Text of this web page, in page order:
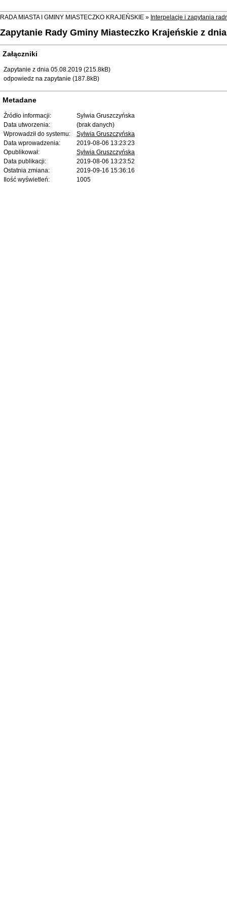
RADA MIASTA I GMINY MIASTECZKO KRAJEŃSKIE » Interpelacje i zapytania
Zapytanie Rady Gminy Miasteczko Krajeńskie z dnia
Załączniki
Zapytanie z dnia 05.08.2019 (215.8kB)
odpowiedz na zapytanie (187.8kB)
Metadane
Źródło informacji:
Sylwia Gruszczyńska
Data utworzenia:
(brak danych)
Wprowadził do systemu:
Sylwia Gruszczyńska
Data wprowadzenia:
2019-08-06 13:23:23
Opublikował:
Sylwia Gruszczyńska
Data publikacji:
2019-08-06 13:23:52
Ostatnia zmiana:
2019-09-16 15:36:16
Ilość wyświetleń:
1005